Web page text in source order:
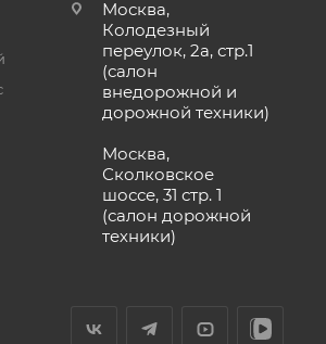
Москва,
Колодезный
переулок, 2а, стр.1
(салон
внедорожной и
дорожной техники)
Москва,
Сколковское
шоссе, 31 стр. 1
(салон дорожной
техники)